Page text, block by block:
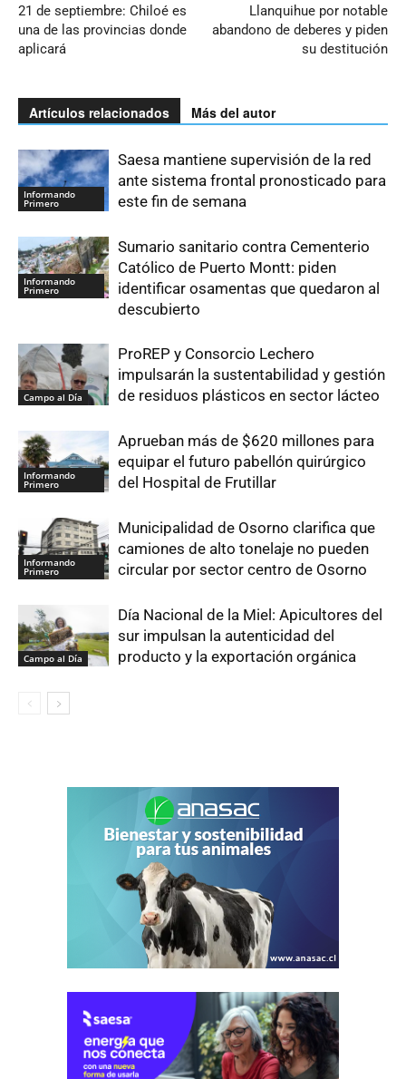
21 de septiembre: Chiloé es
una de las provincias donde
aplicará
Llanquihue por notable
abandono de deberes y piden
su destitución
Artículos relacionados Más del autor
Informando
Primero
Saesa mantiene supervisión de la red
ante sistema frontal pronosticado para
este fin de semana
Informando
Primero
Sumario sanitario contra Cementerio
Católico de Puerto Montt: piden
identificar osamentas que quedaron al
descubierto
Campo al Día
ProREP y Consorcio Lechero
impulsarán la sustentabilidad y gestión
de residuos plásticos en sector lácteo
Informando
Primero
Aprueban más de $620 millones para
equipar el futuro pabellón quirúrgico
del Hospital de Frutillar
Informando
Primero
Municipalidad de Osorno clarifica que
camiones de alto tonelaje no pueden
circular por sector centro de Osorno
Campo al Día
Día Nacional de la Miel: Apicultores del
sur impulsan la autenticidad del
producto y la exportación orgánica